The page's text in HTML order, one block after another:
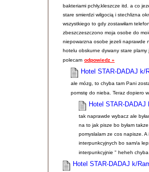
bakteriami pchły,kleszcze itd. a co
stare smierdzi wilgocią i stechlizna
wszystkiego to gdy zostawiłam
zbeszczeszczono moja osobe do
niepowarzna osobe jezeli naprawde
hotelu obskurne dywany stare plamy
polecam odpowiedz »
Hotel STAR-DADAJ k/
ale mózg, to chyba tam Pani
pomstę do nieba. Teraz dopiero
Hotel STAR-DADAJ
tak naprawde wybacz ale
na to jak pisze bo byłam
pomyslalam ze cos napisze.
interpunkcyjnych bo sam/a
interpunkcyjnie " heheh
Hotel STAR-DADAJ k/